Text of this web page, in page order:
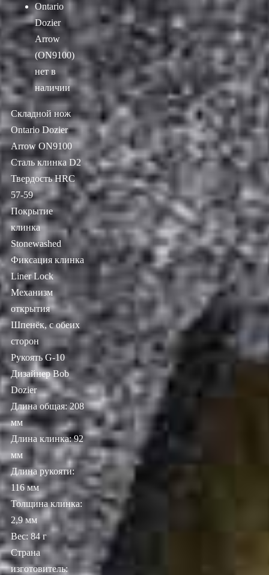
Ontario
Dozier
Arrow
(ON9100)
нет в
наличии
Складной нож
Ontario Dozier
Arrow ON9100
Сталь клинка D2
Твердость HRC
57-59
Покрытие
клинка
Stonewashed
Фиксация клинка
Liner Lock
Механизм
открытия
Шпенёк, с обеих
сторон
Рукоять G-10
Дизайнер Bob
Dozier
Длина общая: 208
мм
Длина клинка: 92
мм
Длина рукояти:
116 мм
Толщина клинка:
2,9 мм
Вес: 84 г
Страна
изготовитель: